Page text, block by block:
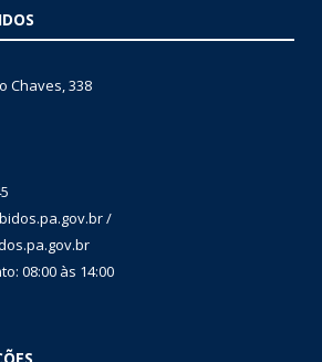
Chaves, 338
/
08:00 às 14:00